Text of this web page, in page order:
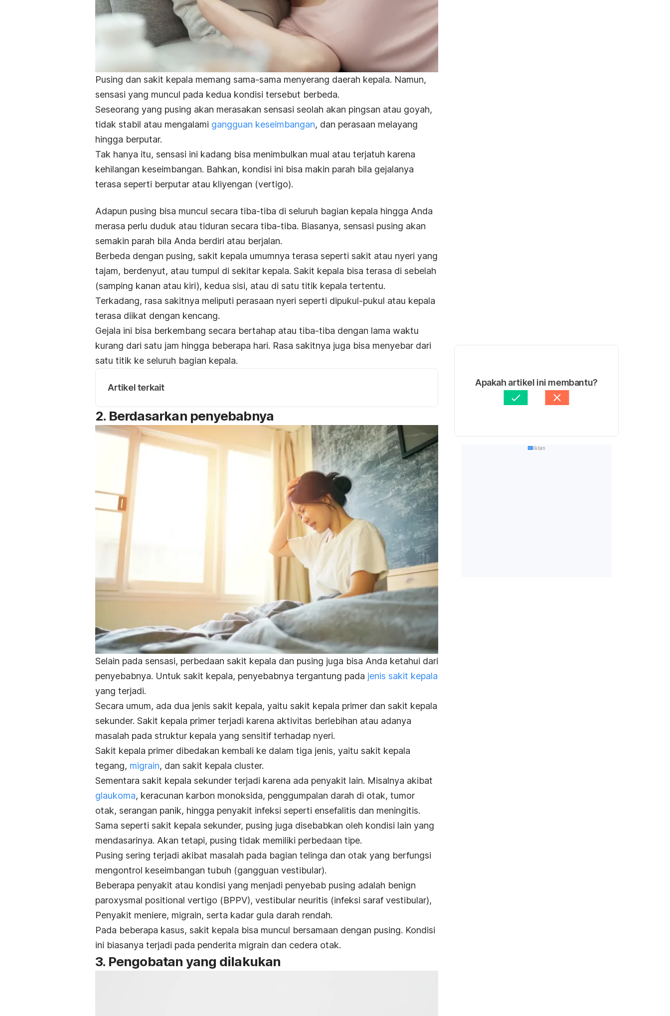
Pusing dan sakit kepala memang sama-sama menyerang daerah kepala. Namun,
sensasi yang muncul pada kedua kondisi tersebut berbeda.
Seseorang yang pusing akan merasakan sensasi seolah akan pingsan atau goyah,
tidak stabil atau mengalami gangguan keseimbangan, dan perasaan melayang
hingga berputar.
Tak hanya itu, sensasi ini kadang bisa menimbulkan mual atau terjatuh karena
kehilangan keseimbangan. Bahkan, kondisi ini bisa makin parah bila gejalanya
terasa seperti berputar atau kliyengan (vertigo).
Adapun pusing bisa muncul secara tiba-tiba di seluruh bagian kepala hingga Anda
merasa perlu duduk atau tiduran secara tiba-tiba. Biasanya, sensasi pusing akan
semakin parah bila Anda berdiri atau berjalan.
Berbeda dengan pusing, sakit kepala umumnya terasa seperti sakit atau nyeri yang
tajam, berdenyut, atau tumpul di sekitar kepala. Sakit kepala bisa terasa di sebelah
(samping kanan atau kiri), kedua sisi, atau di satu titik kepala tertentu.
Terkadang, rasa sakitnya meliputi perasaan nyeri seperti dipukul-pukul atau kepala
terasa diikat dengan kencang.
Gejala ini bisa berkembang secara bertahap atau tiba-tiba dengan lama waktu
kurang dari satu jam hingga beberapa hari. Rasa sakitnya juga bisa menyebar dari
satu titik ke seluruh bagian kepala.
Artikel terkait
2. Berdasarkan penyebabnya
Selain pada sensasi, perbedaan sakit kepala dan pusing juga bisa Anda ketahui dari
penyebabnya. Untuk sakit kepala, penyebabnya tergantung pada jenis sakit kepala
yang terjadi.
Secara umum, ada dua jenis sakit kepala, yaitu sakit kepala primer dan sakit kepala
sekunder. Sakit kepala primer terjadi karena aktivitas berlebihan atau adanya
masalah pada struktur kepala yang sensitif terhadap nyeri.
Sakit kepala primer dibedakan kembali ke dalam tiga jenis, yaitu sakit kepala
tegang, migrain, dan sakit kepala cluster.
Sementara sakit kepala sekunder terjadi karena ada penyakit lain. Misalnya akibat
glaukoma, keracunan karbon monoksida, penggumpalan darah di otak, tumor
otak, serangan panik, hingga penyakit infeksi seperti ensefalitis dan meningitis.
Sama seperti sakit kepala sekunder, pusing juga disebabkan oleh kondisi lain yang
mendasarinya. Akan tetapi, pusing tidak memiliki perbedaan tipe.
Pusing sering terjadi akibat masalah pada bagian telinga dan otak yang berfungsi
mengontrol keseimbangan tubuh (gangguan vestibular).
Beberapa penyakit atau kondisi yang menjadi penyebab pusing adalah benign
paroxysmal positional vertigo (BPPV), vestibular neuritis (infeksi saraf vestibular),
Penyakit meniere, migrain, serta kadar gula darah rendah.
Pada beberapa kasus, sakit kepala bisa muncul bersamaan dengan pusing. Kondisi
ini biasanya terjadi pada penderita migrain dan cedera otak.
3. Pengobatan yang dilakukan
Apakah artikel ini membantu?
Iklan